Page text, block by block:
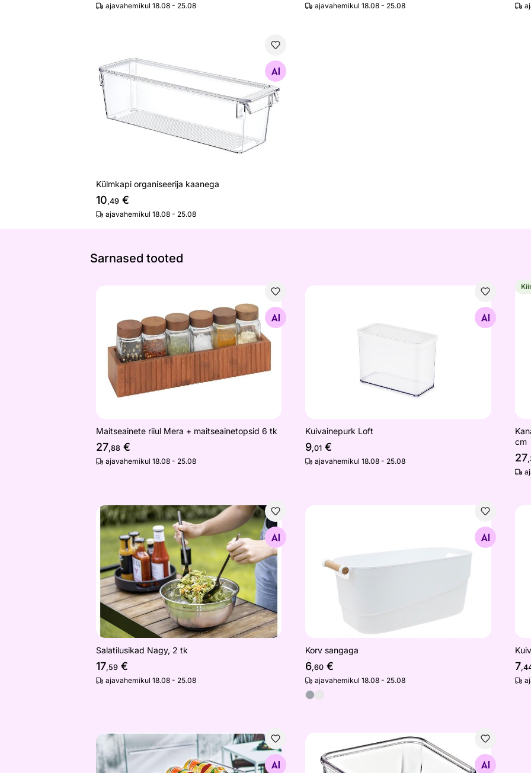
ajavahemikul 18.08 - 25.08 ajavahemikul 18.08 - 25.08
Külmkapi organiseerija kaanega
10,49 €
ajavahemikul 18.08 - 25.08
Sarnased tooted
Maitseainete riiul Mera + maitseainetopsid 6 tk
Otsi sarnaseid
Maitseainete riiul Mera + maitseainetopsid 6 tk
27,88 €
ajavahemikul 18.08 - 25.08
Kuivainepurk Loft
9,01 €
ajavahemikul 18.08 - 25.08
cm
27
Salatilusikad Nagy, 2 tk
Otsi sarnaseid
Salatilusikad Nagy, 2 tk
17,59 €
ajavahemikul 18.08 - 25.08
Korv sangaga
6,60 €
ajavahemikul 18.08 - 25.08
7
Külmkapi organiseerija
Otsi sarnaseid
Sahtli organiseerija
Otsi sarnaseid